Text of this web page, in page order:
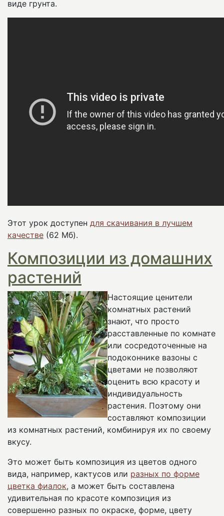
виде грунта.
Этот урок доступен для скачивания в лучшем
качестве (62 Мб).
Композиции из домашних
растений
Настоящие ценители
комнатных растений
знают, что просто
расставленные по комнате
или сосредоточенные на
подоконнике вазоны с
цветами не позволяют
оценить всю красоту и
индивидуальность
растения. Поэтому они
составляют композиции
из комнатных растений, комбинируя их по своему
вкусу.
Это может быть композиция из цветов одного
вида, например, кактусов или разных по форме
цветка фиалок, а может быть составлена
удивительная по красоте композиция из
совершенно разных по окраске, форме, цвету